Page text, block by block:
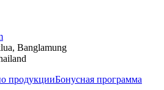
Banglamung
продукцииБонусная программа